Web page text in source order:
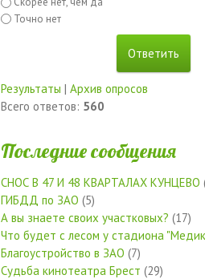
Точно нет
Результаты | Архив опросов
Всего ответов: 560
Последние сообщения
СНОС В 47 И 48 КВАРТАЛАХ КУНЦЕВО
ГИБДД по ЗАО (5)
А вы знаете своих участковых? (17)
Что будет с лесом у стадиона
Благоустройство в ЗАО (7)
Судьба кинотеатра Брест (29)